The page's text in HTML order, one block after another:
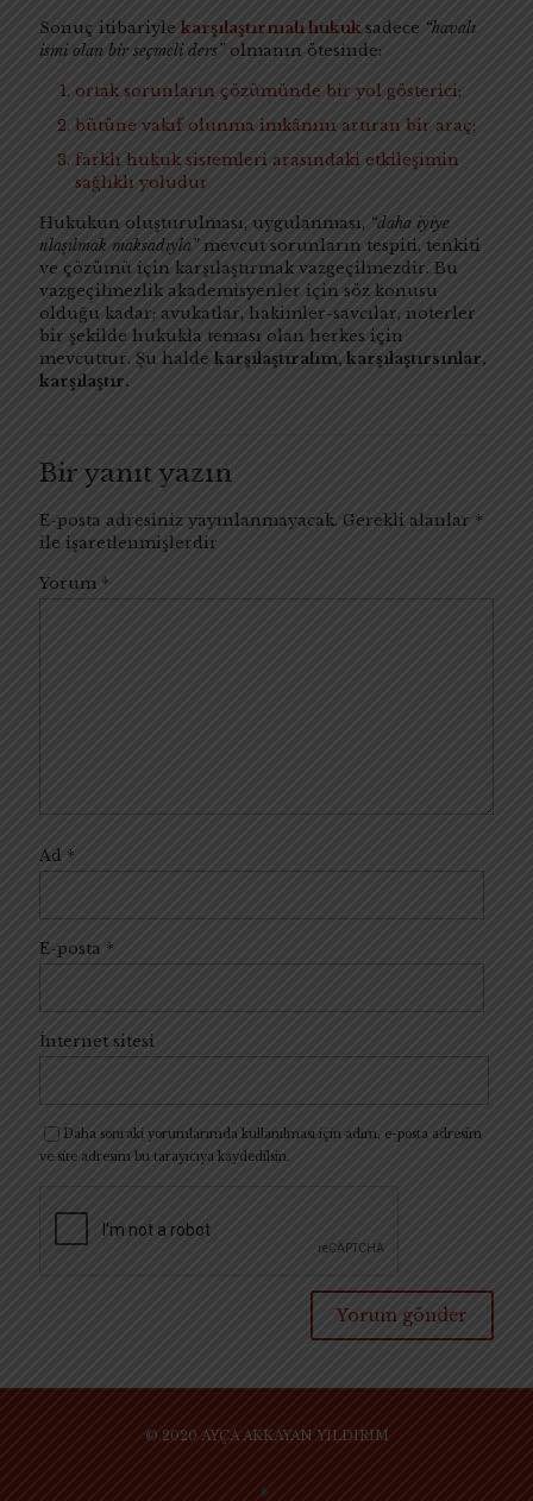
Sonuç itibariyle karşılaştırmalı hukuksadece “havalı
ismi olan bir seçmeli ders” olmanın ötesinde:
ortak sorunların çözümünde bir yol gösterici;
bütüne vakıf olunma imkânını artıran bir araç;
farklı hukuk sistemleri arasındaki etkileşimin
sağlıklı yoludur
Hukukun oluşturulması, uygulanması, “daha iyiye
ulaşılmak maksadıyla”mevcut sorunların tespiti, tenkiti
ve çözümü için karşılaştırmak vazgeçilmezdir. Bu
vazgeçilmezlik akademisyenler için söz konusu
olduğu kadar; avukatlar, hakimler-savcılar, noterler
bir şekilde hukukla teması olan herkes için
mevcuttur. Şu halde karşılaştıralım, karşılaştırsınlar,
karşılaştır.
Bir yanıt yazın
E-posta adresiniz yayınlanmayacak. Gerekli alanlar *
ile işaretlenmişlerdir
Yorum *
Ad *
E-posta *
İnternet sitesi
Daha sonraki yorumlarımda kullanılması için adım, e-posta adresim
ve site adresim bu tarayıcıya kaydedilsin.
© 2020 AYÇA AKKAYAN YILDIRIM